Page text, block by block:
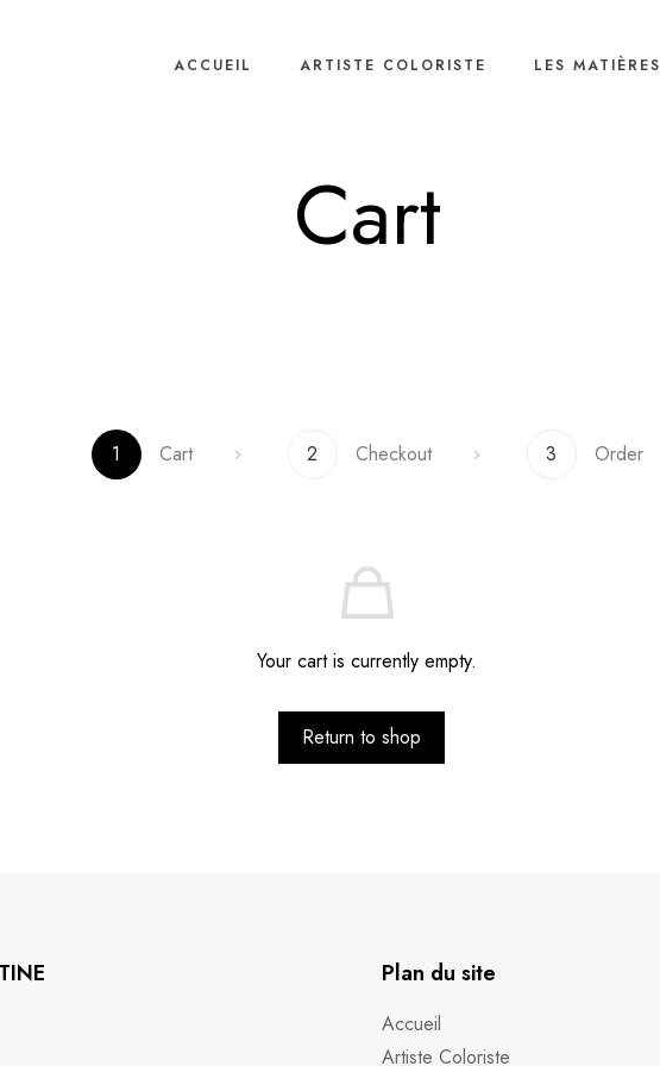
ACCUEIL ARTISTE COLORISTE LES MATIÈRES
Cart
1 Cart 2 Checkout 3 Order
Your cart is currently empty.
Return to shop
Plan du site
Accueil
Artiste Coloriste